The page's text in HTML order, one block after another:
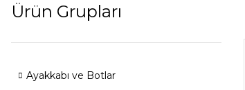
Ürün Grupları
Ayakkabı ve Botlar